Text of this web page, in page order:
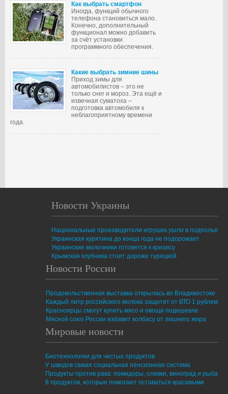
Как выбрать смартфон
Иногда, функций обычного
телефона становиться мало.
Конечно, дополнительный
функционал можно добавить
за счёт установки
программного обеспечения.
Какие выбрать зимние шины
Приход зимы для
автомобилистов – это не
только снег и мороз. Эта ещё и
извечная суматоха –
подготовка автомобиля к
неблагоприятному времени
года.
Новости Украины
Национальные производители игрушек ушли в подполье
Украинская курятина до конца года не подорожает
Украинские молочники готовятся к кризису
Крымская клубника стоит дороже турецкой
Новости России
Продовольственная выставка открылась во Владивостоке
Каждый литр российского молока защитят от ВТО 1 рублем
Красноярцы смогут купить мясо и овощи подешевле
Мясной союз России избавит колбасу от лишнего жира
Мировые новости
Биотехнологии для чистых продуктов
У шведов самая социальная пенсионная система
Продукты против рака: помидоры, оливки, виноград и рыба
8 продуктов, которые помогают оставаться красивыми